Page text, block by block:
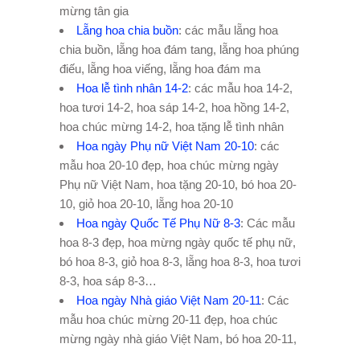
mừng tân gia
Lẵng hoa chia buồn: các mẫu lẵng hoa
chia buồn, lẵng hoa đám tang, lẵng hoa phúng
điếu, lẵng hoa viếng, lẵng hoa đám ma
Hoa lễ tình nhân 14-2: các mẫu hoa 14-2,
hoa tươi 14-2, hoa sáp 14-2, hoa hồng 14-2,
hoa chúc mừng 14-2, hoa tặng lễ tình nhân
Hoa ngày Phụ nữ Việt Nam 20-10: các
mẫu hoa 20-10 đẹp, hoa chúc mừng ngày
Phụ nữ Việt Nam, hoa tặng 20-10, bó hoa 20-
10, giỏ hoa 20-10, lẵng hoa 20-10
Hoa ngày Quốc Tế Phụ Nữ 8-3: Các mẫu
hoa 8-3 đẹp, hoa mừng ngày quốc tế phụ nữ,
bó hoa 8-3, giỏ hoa 8-3, lẵng hoa 8-3, hoa tươi
8-3, hoa sáp 8-3…
Hoa ngày Nhà giáo Việt Nam 20-11: Các
mẫu hoa chúc mừng 20-11 đẹp, hoa chúc
mừng ngày nhà giáo Việt Nam, bó hoa 20-11,